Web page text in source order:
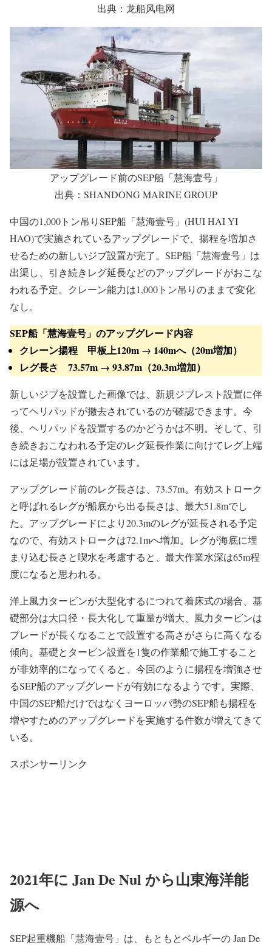
出典：龙船风电网
アップグレード前のSEP船「慧海壹号」
出典：SHANDONG MARINE GROUP
中国の1,000トン吊りSEP船「慧海壹号」(HUI HAI YI
HAO)で実施されているアップグレードで、揚程を増加さ
せるための新しいジブ設置が完了。SEP船「慧海壹号」は
出渠し、引き続きレグ延長などのアップグレードがおこな
われる予定。クレーン能力は1,000トン吊りのままで変化
なし。
SEP船「慧海壹号」のアップグレード内容
クレーン揚程 甲板上120m → 140mへ（20m増加）
レグ長さ 73.57m → 93.87m（20.3m増加）
新しいジブを設置した画像では、新規ジブレスト設置に伴
ってヘリパッドが撤去されているのが確認できます。今
後、ヘリパッドを設置するのかどうかは不明。そして、引
き続きおこなわれる予定のレグ延長作業に向けてレグ上端
には足場が設置されています。
アップグレード前のレグ長さは、73.57m。有効ストローク
と呼ばれるレグが船底から出る長さは、最大51.8mでし
た。アップグレードにより20.3mのレグが延長される予定
なので、有効ストロークは72.1mへ増加。レグが海底に埋
まり込む長さと喫水を考慮すると、最大作業水深は65m程
度になると思われる。
洋上風力タービンが大型化するにつれて着床式の場合、基
礎部分は大口径・長大化して重量が増大、風力タービンは
ブレードが長くなることで設置する高さがさらに高くなる
傾向。基礎とタービン設置を1隻の作業船で施工すること
が非効率的になってくると、今回のように揚程を増強させ
るSEP船のアップグレードが有効になるようです。実際、
中国のSEP船だけではなくヨーロッパ勢のSEP船も揚程を
増やすためのアップグレードを実施する件数が増えてきて
いる。
スポンサーリンク
2021年に Jan De Nul から山東海洋能
源へ
SEP起重機船「慧海壹号」は、もともとベルギーの Jan De